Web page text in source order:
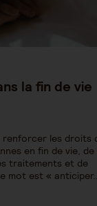
la fin de vie
renforcer les droits
en fin de vie, de
traitements et de
mot est «